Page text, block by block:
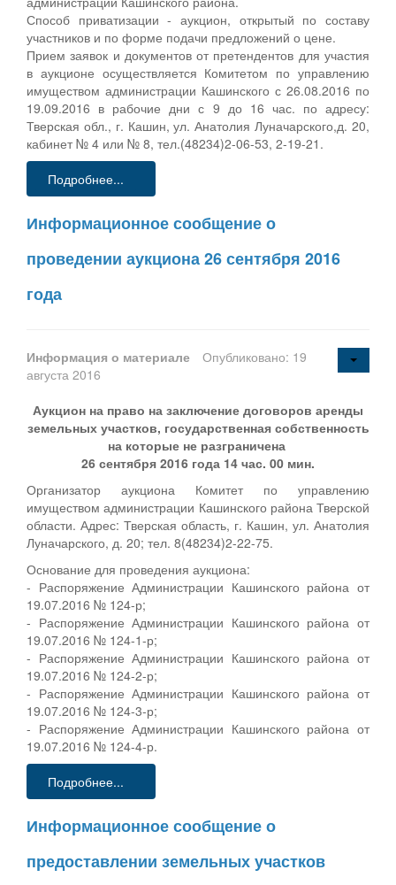
Способ приватизации - аукцион, открытый по составу
участников и по форме подачи предложений о цене.
Прием заявок и документов от претендентов для участия
в аукционе осуществляется Комитетом по управлению
имуществом администрации Кашинского с 26.08.2016 по
19.09.2016 в рабочие дни с 9 до 16 час. по адресу:
Тверская обл., г. Кашин, ул. Анатолия Луначарского,д. 20,
кабинет № 4 или № 8, тел.(48234)2-06-53, 2-19-21.
Подробнее...
Информационное сообщение о
проведении аукциона 26 сентября 2016
года
Информация о материале
Опубликовано: 19
августа 2016
Аукцион на право на заключение договоров аренды
земельных участков, государственная собственность
на которые не разграничена
26 сентября 2016 года 14 час. 00 мин.
Организатор аукциона Комитет по управлению
имуществом администрации Кашинского района Тверской
области. Адрес: Тверская область, г. Кашин, ул. Анатолия
Луначарского, д. 20; тел. 8(48234)2-22-75.
Основание для проведения аукциона:
- Распоряжение Администрации Кашинского района от
19.07.2016 № 124-р;
- Распоряжение Администрации Кашинского района от
19.07.2016 № 124-1-р;
- Распоряжение Администрации Кашинского района от
19.07.2016 № 124-2-р;
- Распоряжение Администрации Кашинского района от
19.07.2016 № 124-3-р;
- Распоряжение Администрации Кашинского района от
19.07.2016 № 124-4-р.
Подробнее...
Информационное сообщение о
предоставлении земельных участков